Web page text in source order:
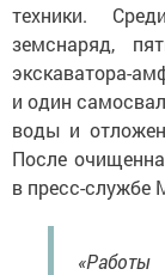
техники.
земснаряд,
экскаватора-
и один
воды и
После
в пресс-службе